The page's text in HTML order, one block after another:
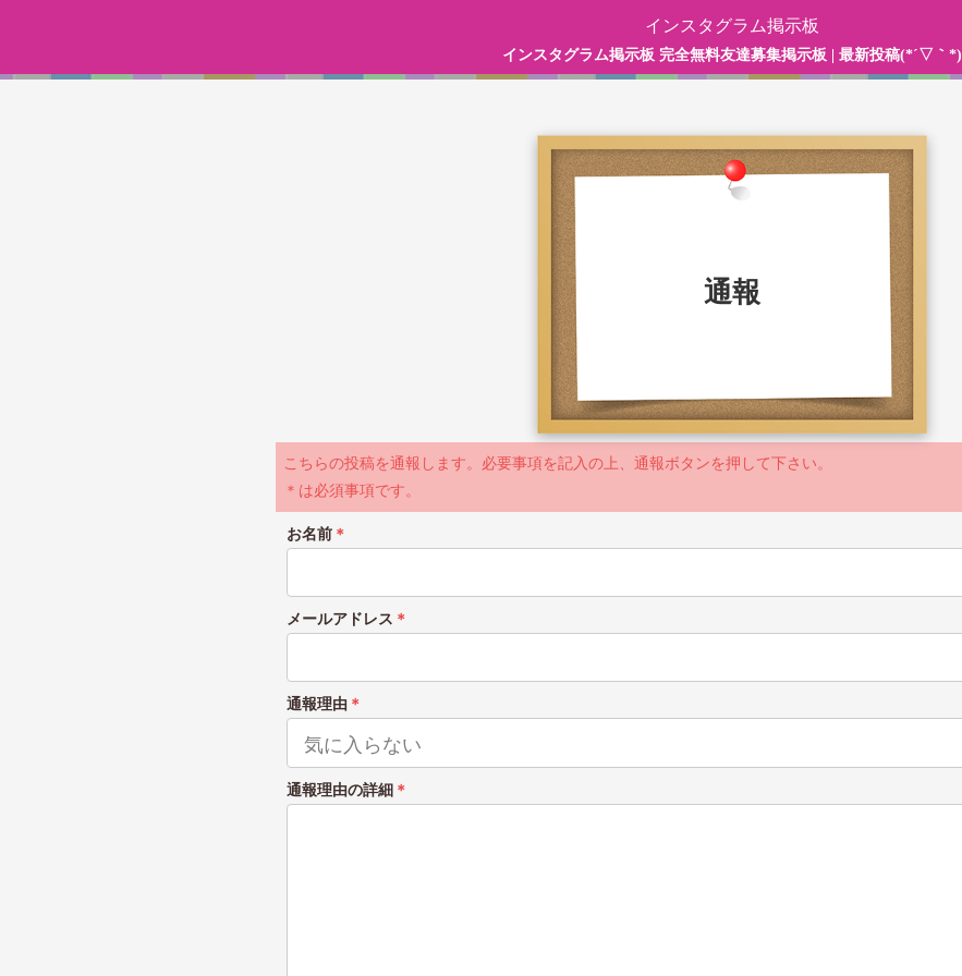
インスタグラム掲示板
インスタグラム掲示板 完全無料友達募集掲示板 | 最新投稿(*´▽｀*)
通報
こちらの投稿を通報します。必要事項を記入の上、通報ボタンを押して下さい。
＊は必須事項です。
お名前 ＊
メールアドレス ＊
通報理由 ＊
通報理由の詳細 ＊